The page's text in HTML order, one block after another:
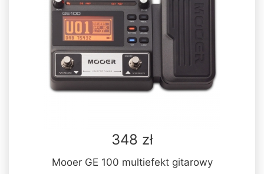
348 zł
Mooer GE 100 multiefekt gitarowy